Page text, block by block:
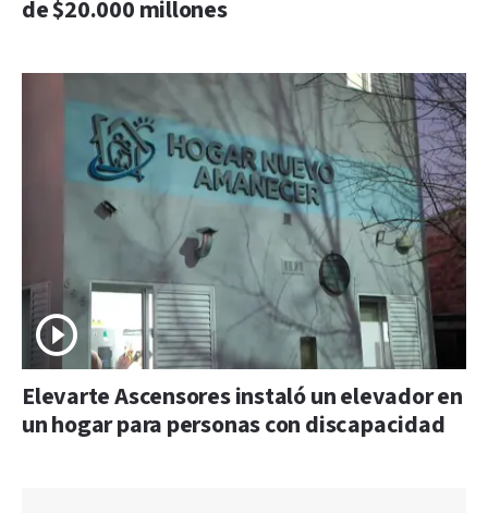
de $20.000 millones
Elevarte Ascensores instaló un elevador en
un hogar para personas con discapacidad